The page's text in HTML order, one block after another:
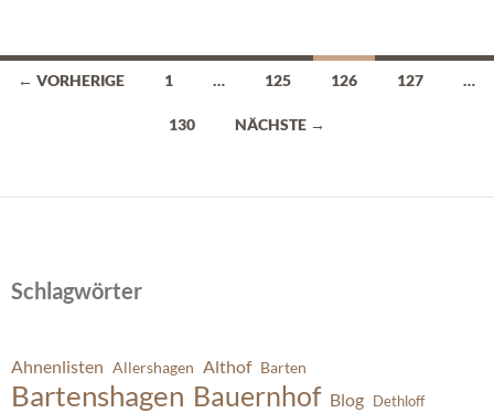
Beitragsnavigation
← VORHERIGE 1 … 125 126 127 …
130 NÄCHSTE →
Schlagwörter
Ahnenlisten Allershagen Althof Barten
Bartenshagen Bauernhof Blog Dethloff